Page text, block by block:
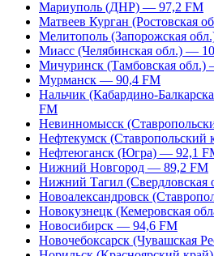
Мариуполь (ДНР) — 97,2 FM
Матвеев Курган (Ростовская
Мелитополь (Запорожская
Миасс (Челябинская обл.) —
Мичуринск (Тамбовская обл.)
Мурманск — 90,4 FM
Нальчик (Кабардино-
FM
Невинномысск
Нефтекумск
Нефтеюганск (Югра) — 92,1
Нижний Новгород — 89,2 FM
Нижний Тагил
Новоалександровск
Новокузнецк (Кемеровская
Новосибирск — 94,6 FM
Новочебоксарск (Чувашская